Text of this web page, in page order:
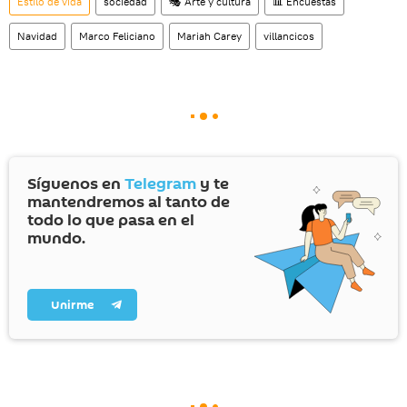
Navidad Marco Feliciano Mariah Carey villancicos
Síguenos en Telegram y te
mantendremos al tanto de
todo lo que pasa en el
mundo.
Unirme